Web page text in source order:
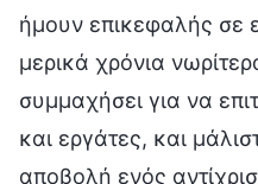
ήμουν επικεφαλής σε
μερικά χρόνια
συμμαχήσει για να
και εργάτες, και
αποβολή ενός